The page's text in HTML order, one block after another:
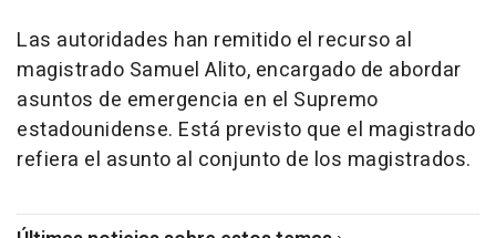
Las autoridades han remitido el recurso al
magistrado Samuel Alito, encargado de abordar
asuntos de emergencia en el Supremo
estadounidense. Está previsto que el magistrado
refiera el asunto al conjunto de los magistrados.